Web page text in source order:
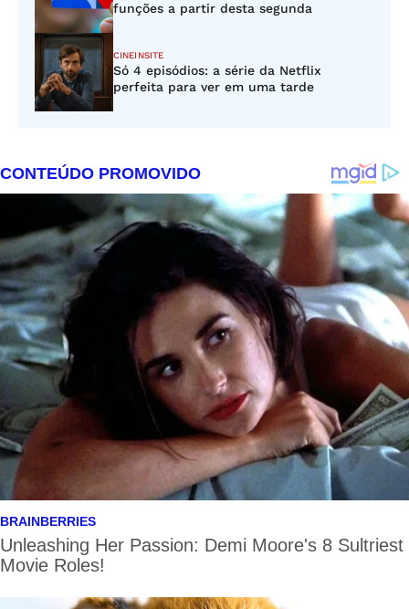
funções a partir desta segunda
CINEINSITE
Só 4 episódios: a série da Netflix
perfeita para ver em uma tarde